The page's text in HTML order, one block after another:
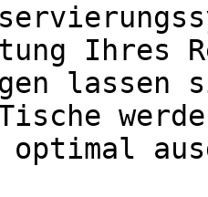
Ihres
optimal